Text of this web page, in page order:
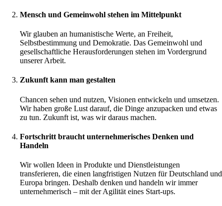
Mensch und Gemeinwohl stehen im Mittelpunkt
Wir glauben an humanistische Werte, an Freiheit,
Selbstbestimmung und Demokratie. Das Gemeinwohl und
gesellschaftliche Herausforderungen stehen im Vordergrund
unserer Arbeit.
Zukunft kann man gestalten
Chancen sehen und nutzen, Visionen entwickeln und umsetzen.
Wir haben große Lust darauf, die Dinge anzupacken und etwas
zu tun. Zukunft ist, was wir daraus machen.
Fortschritt braucht unternehmerisches Denken und
Handeln
Wir wollen Ideen in Produkte und Dienstleistungen
transferieren, die einen langfristigen Nutzen für Deutschland und
Europa bringen. Deshalb denken und handeln wir immer
unternehmerisch – mit der Agilität eines Start-ups.